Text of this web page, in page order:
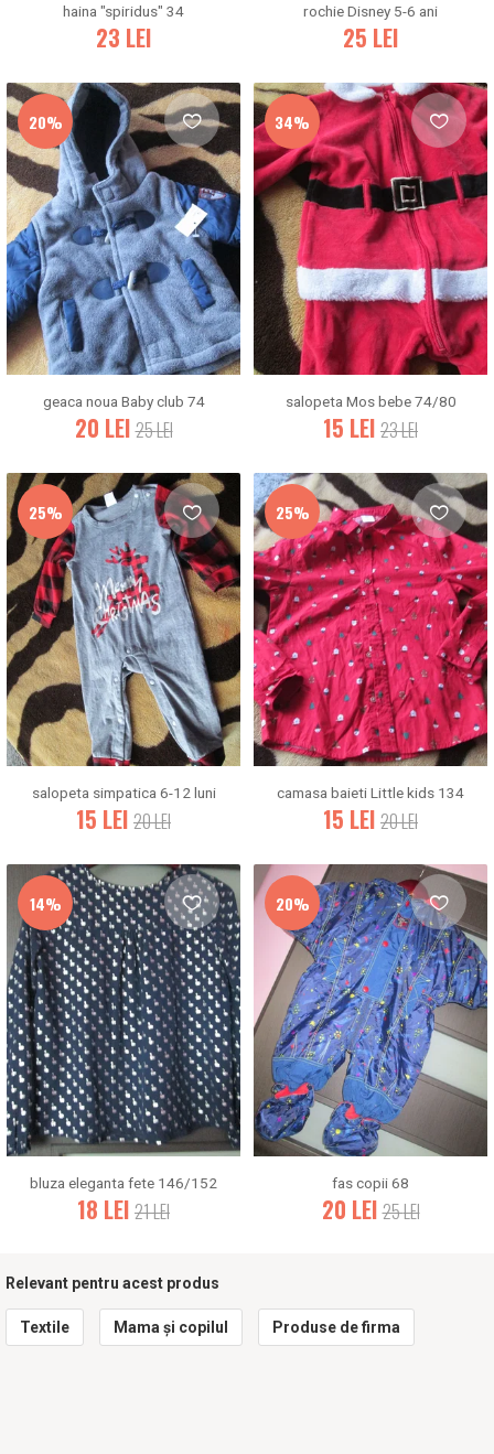
haina "spiridus" 34
23 LEI
rochie Disney 5-6 ani
25 LEI
geaca noua Baby club 74
20 LEI 25LEI
20%
salopeta Mos bebe 74/80
15 LEI 23LEI
34%
salopeta simpatica 6-12 luni
15 LEI 20LEI
25%
camasa baieti Little kids 134
15 LEI 20LEI
25%
bluza eleganta fete 146/152
18 LEI 21LEI
14%
fas copii 68
20 LEI 25LEI
20%
Relevant pentru acest produs
Textile Mama și copilul Produse de firma